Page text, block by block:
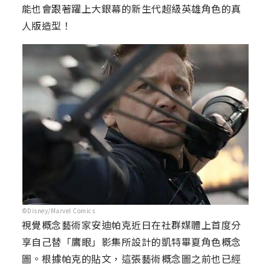
能也會跟著躍上大銀幕的新生代超級英雄角色的真
人版造型！
©Disney/Marvel Comics
視覺概念藝術家安迪帕克近日在社群媒體上首度分
享自己替「鷹眼」影集所設計的凱特畢夏角色概念
圖。根據帕克的貼文，這張藝術概念圖之前也已經